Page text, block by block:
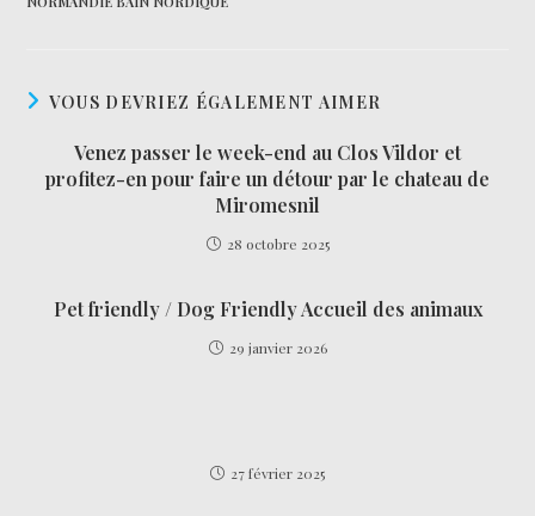
VOUS DEVRIEZ ÉGALEMENT AIMER
Venez passer le week-end au Clos Vildor et
profitez-en pour faire un détour par le chateau de
Miromesnil
28 octobre 2025
Pet friendly / Dog Friendly Accueil des animaux
29 janvier 2026
27 février 2025